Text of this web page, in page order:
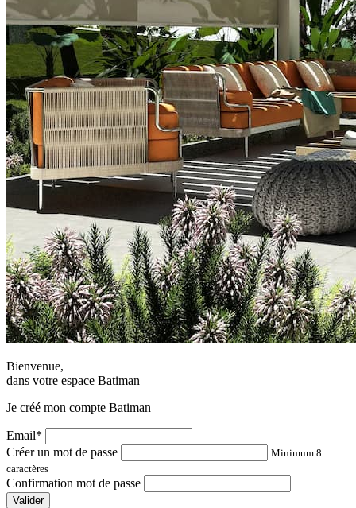
Bienvenue,
dans votre espace Batiman
Je créé mon compte Batiman
Email*
Créer un mot de passe
Minimum 8
caractères
Confirmation mot de passe
Valider